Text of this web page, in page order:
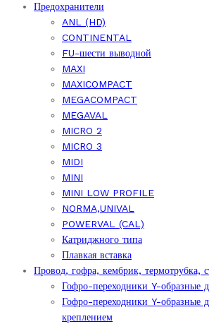
Предохранители
ANL (HD)
CONTINENTAL
FU-шести выводной
MAXI
MAXICOMPACT
MEGACOMPACT
MEGAVAL
MICRO 2
MICRO 3
MIDI
MINI
MINI LOW PROFILE
NORMA,UNIVAL
POWERVAL (CAL)
Катриджного типа
Плавкая вставка
Провод, гофра, кембрик, термотрубка,
Гофро-переходники Y-образные
Гофро-переходники Y-образные
креплением